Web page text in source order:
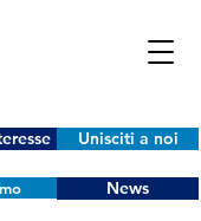
Unisciti a noi
News